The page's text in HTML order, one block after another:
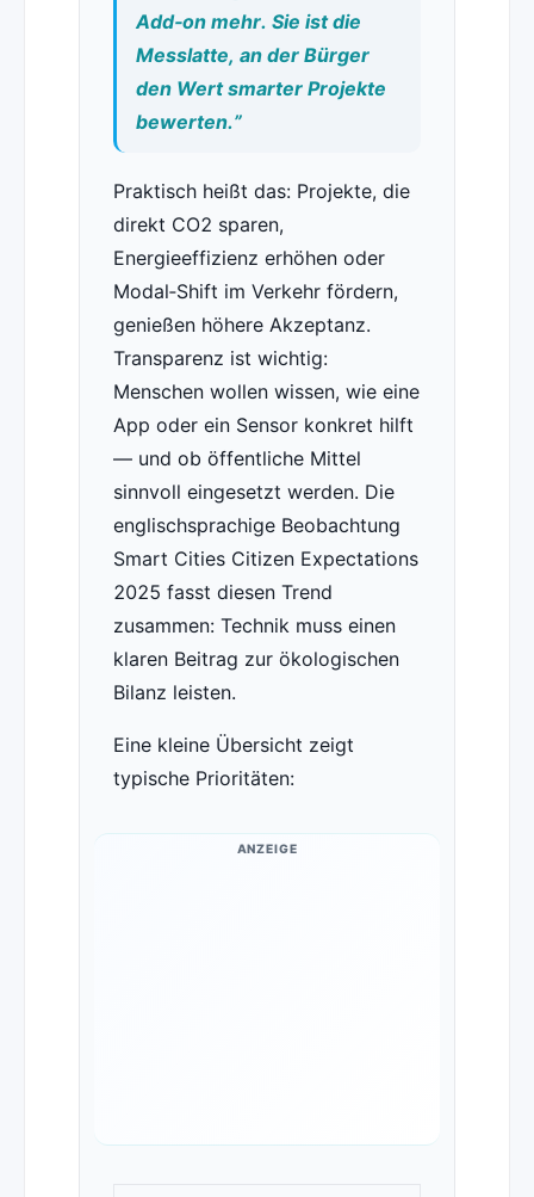
Add‑on mehr. Sie ist die
Messlatte, an der Bürger
den Wert smarter Projekte
bewerten.”
Praktisch heißt das: Projekte, die
direkt CO2 sparen,
Energieeffizienz erhöhen oder
Modal‑Shift im Verkehr fördern,
genießen höhere Akzeptanz.
Transparenz ist wichtig:
Menschen wollen wissen, wie eine
App oder ein Sensor konkret hilft
— und ob öffentliche Mittel
sinnvoll eingesetzt werden. Die
englischsprachige Beobachtung
Smart Cities Citizen Expectations
2025 fasst diesen Trend
zusammen: Technik muss einen
klaren Beitrag zur ökologischen
Bilanz leisten.
Eine kleine Übersicht zeigt
typische Prioritäten:
ANZEIGE